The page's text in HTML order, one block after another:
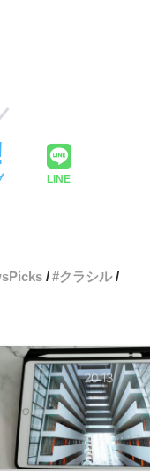
LINE
クラシル